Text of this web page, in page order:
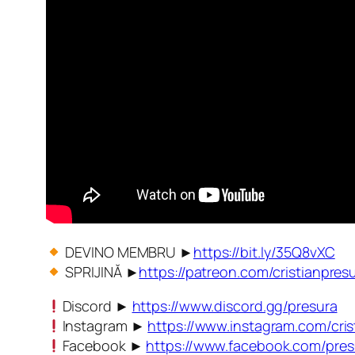
DEVINO MEMBRU ► https://bit.ly/35Q8vXC
SPRIJINĂ ►https://patreon.com/
Discord ► https://www.discord.gg/presura
Instagram ► https://www.instagram.com/
Facebook ► https://www.facebook.com/